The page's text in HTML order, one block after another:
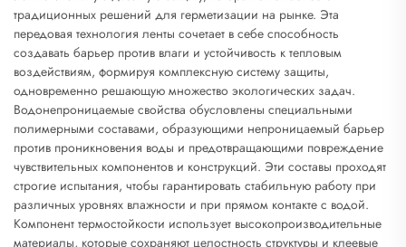
традиционных решений для герметизации на рынке. Эта
передовая технология ленты сочетает в себе способность
создавать барьер против влаги и устойчивость к тепловым
воздействиям, формируя комплексную систему защиты,
одновременно решающую множество экологических задач.
Водонепроницаемые свойства обусловлены специальными
полимерными составами, образующими непроницаемый барьер
против проникновения воды и предотвращающими повреждение
чувствительных компонентов и конструкций. Эти составы проходят
строгие испытания, чтобы гарантировать стабильную работу при
различных уровнях влажности и при прямом контакте с водой.
Компонент термостойкости использует высокопроизводительные
материалы, которые сохраняют целостность структуры и клеевые